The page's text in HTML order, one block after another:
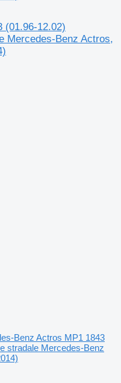
(01.96-12.02)
Mercedes-Benz Actros,
Benz Actros MP1 1843
stradale Mercedes-Benz